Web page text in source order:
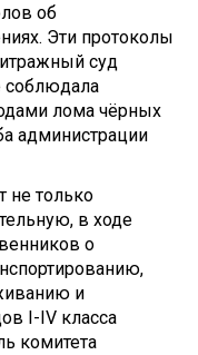
об
Эти протоколы
суд
соблюдала
лома чёрных
администрации
не только
в ходе
о
и
I-IV класса
комитета